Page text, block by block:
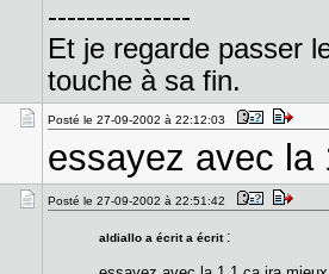
---------------
Et je regarde passer
touche à sa fin.
Posté le 27-09-2002 à 22:12:03
essayez avec la
Posté le 27-09-2002 à 22:51:42
aldiallo a écrit a écrit :